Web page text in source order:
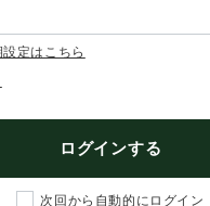
定はこちら
ログインする
次回から自動的にログイン